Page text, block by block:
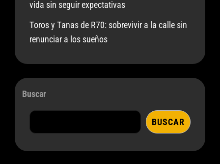
vida sin seguir expectativas
Toros y Tanas de R70: sobrevivir a la calle sin
renunciar a los sueños
Buscar
BUSCAR